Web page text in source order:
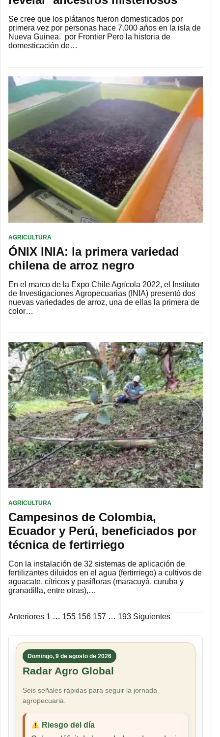
Se cree que los plátanos fueron domesticados por
primera vez por personas hace 7.000 años en la isla de
Nueva Guinea. por Frontier Pero la historia de
domesticación de…
AGRICULTURA
ÓNIX INIA: la primera variedad
chilena de arroz negro
En el marco de la Expo Chile Agrícola 2022, el Instituto
de Investigaciones Agropecuarias (INIA) presentó dos
nuevas variedades de arroz, una de ellas la primera de
color…
AGRICULTURA
Campesinos de Colombia,
Ecuador y Perú, beneficiados por
técnica de fertirriego
Con la instalación de 32 sistemas de aplicación de
fertilizantes diluidos en el agua (fertirriego) a cultivos de
aguacate, cítricos y pasifloras (maracuyá, curuba y
granadilla, entre otras),…
Paginación
de
entradas
Anteriores 1 … 155 156 157 … 193 Siguientes
Domingo, 9 de agosto de 2026
Radar Agro Global
Seis señales rápidas para seguir la jornada
agropecuaria.
Riesgo del día